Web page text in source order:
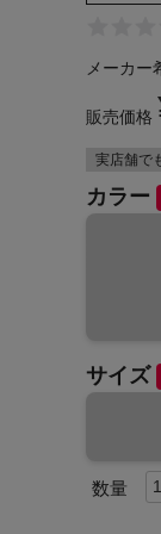
メーカー
販売価格
実店舗で
カラー
サイズ